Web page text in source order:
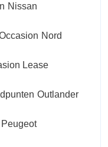
Nissan
Nord
Lease
Outlander
Peugeot